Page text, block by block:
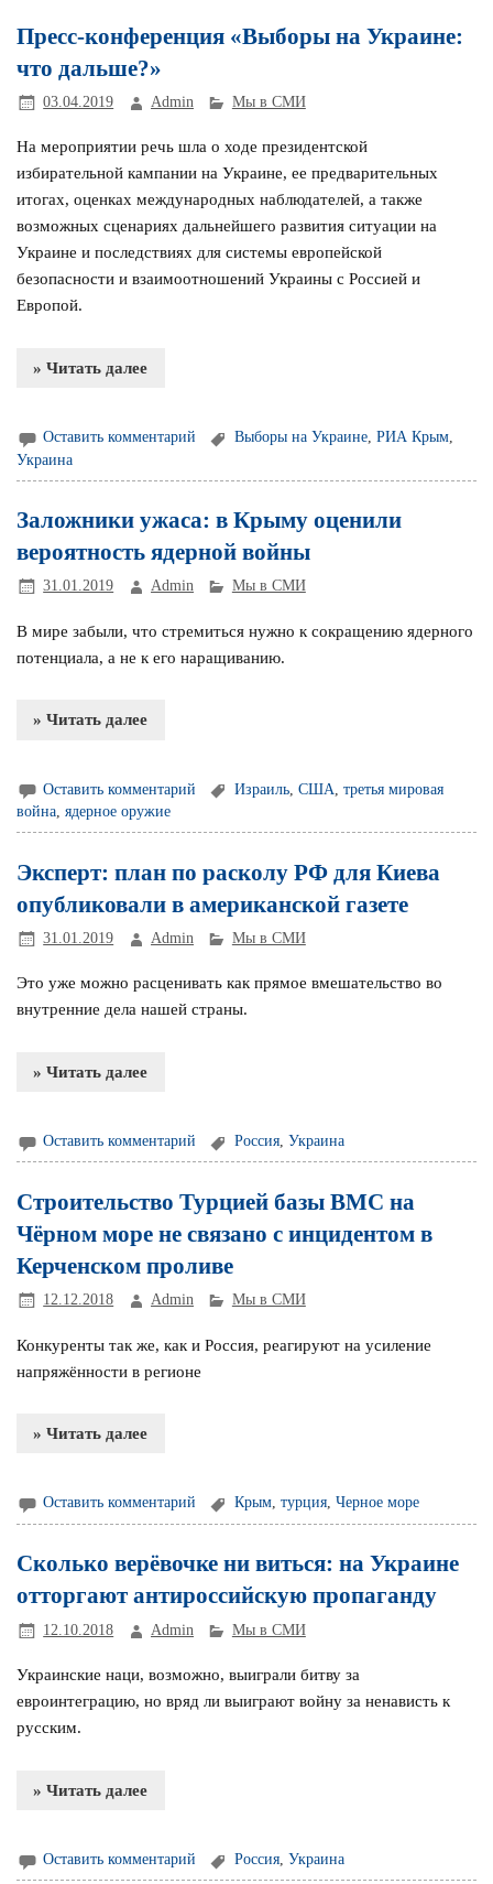
Пресс-конференция «Выборы на Украине:
что дальше?»
03.04.2019 Admin Мы в СМИ
На мероприятии речь шла о ходе президентской
избирательной кампании на Украине, ее предварительных
итогах, оценках международных наблюдателей, а также
возможных сценариях дальнейшего развития ситуации на
Украине и последствиях для системы европейской
безопасности и взаимоотношений Украины с Россией и
Европой.
» Читать далее
Оставить комментарий Выборы на Украине,РИА Крым,
Украина
Заложники ужаса: в Крыму оценили
вероятность ядерной войны
31.01.2019 Admin Мы в СМИ
В мире забыли, что стремиться нужно к сокращению ядерного
потенциала, а не к его наращиванию.
» Читать далее
Оставить комментарий Израиль ,США ,третья мировая
война,ядерное оружие
Эксперт: план по расколу РФ для Киева
опубликовали в американской газете
31.01.2019 Admin Мы в СМИ
Это уже можно расценивать как прямое вмешательство во
внутренние дела нашей страны.
» Читать далее
Оставить комментарий Россия ,Украина
Строительство Турцией базы ВМС на
Чёрном море не связано с инцидентом в
Керченском проливе
12.12.2018 Admin Мы в СМИ
Конкуренты так же, как и Россия, реагируют на усиление
напряжённости в регионе
» Читать далее
Оставить комментарий Крым,турция,Черное море
Сколько верёвочке ни виться: на Украине
отторгают антироссийскую пропаганду
12.10.2018 Admin Мы в СМИ
Украинские наци, возможно, выиграли битву за
евроинтеграцию, но вряд ли выиграют войну за ненависть к
русским.
» Читать далее
Оставить комментарий Россия ,Украина